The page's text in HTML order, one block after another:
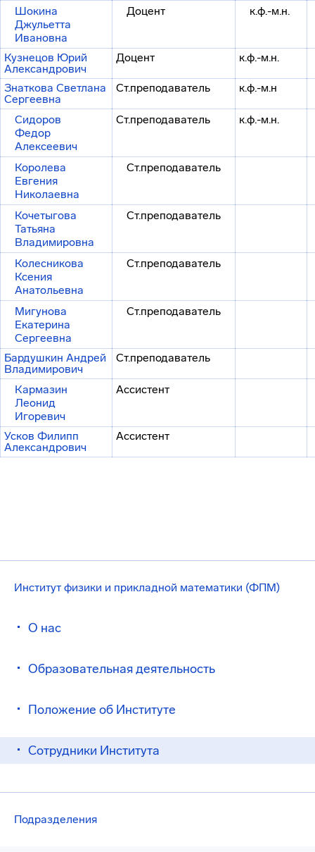
Институт физики и прикладной математики (ФПМ)
О нас
Образовательная деятельность
Положение об Институте
Сотрудники Института
Подразделения
Шокина
Джульетта
Ивановна
Доцент к.ф.-м.н.
Кузнецов Юрий
Александрович
Доцент к.ф.-м.н.
Знаткова Светлана
Сергеевна
Ст.преподаватель к.ф.-м.н
Сидоров
Федор
Алексеевич
Ст.преподаватель к.ф.-м.н.
Королева
Евгения
Николаевна
Ст.преподаватель
Кочетыгова
Татьяна
Владимировна
Ст.преподаватель
Колесникова
Ксения
Анатольевна
Ст.преподаватель
Мигунова
Екатерина
Сергеевна
Ст.преподаватель
Бардушкин Андрей
Владимирович
Ст.преподаватель
Кармазин
Леонид
Игоревич
Ассистент
Усков Филипп
Александрович
Ассистент